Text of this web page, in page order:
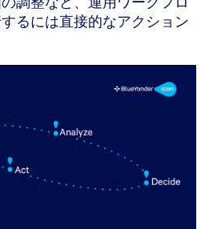
るには直接的なアクション